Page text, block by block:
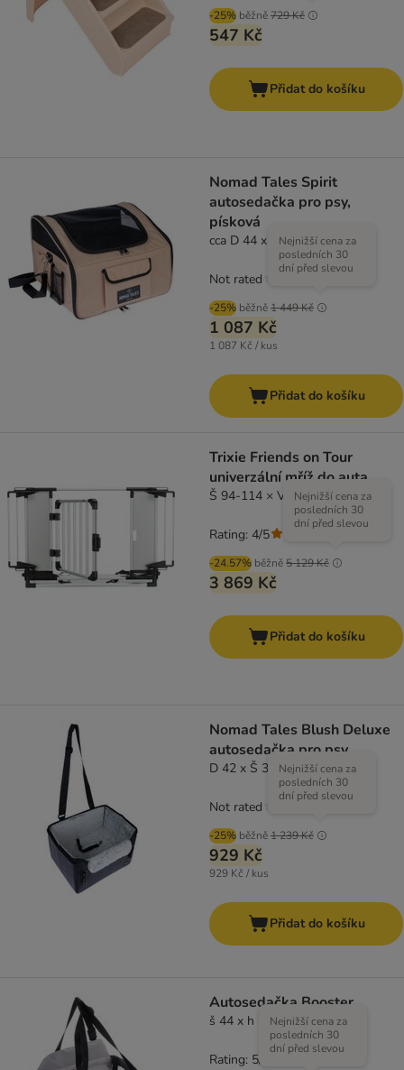
-25% běžně729 Kč
547 Kč
Přidat do košíku
Nomad Tales Spirit
autosedačka pro psy,
písková
cca D 44 x Š 37 x V 30 cm
-25% běžně1 449 Kč
Nejnižší cena za
posledních 30
dní před slevou
1 087 Kč
1 087 Kč / kus
Not rated
Přidat do košíku
Trixie Friends on Tour
univerzální mříž do auta
Š 94-114 × V 69 cm
-24.57% běžně5 129 Kč
Nejnižší cena za
posledních 30
dní před slevou
3 869 Kč
Rating: 4/5
Přidat do košíku
Nomad Tales Blush Deluxe
autosedačka pro psy
D 42 x Š 32 x V 28,5 cm
-25% běžně1 239 Kč
Nejnižší cena za
posledních 30
dní před slevou
929 Kč
929 Kč / kus
Not rated
Přidat do košíku
Autosedačka Booster
š 44 x h 38 x v 35 cm
Nejnižší cena za
posledních 30
dní před slevou
Rating: 5/5